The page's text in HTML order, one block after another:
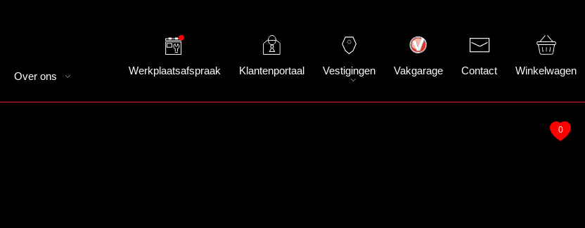
Over ons
Werkplaatsafspraak Klantenportaal Vestigingen Vakgarage Contact Winkelwagen
0